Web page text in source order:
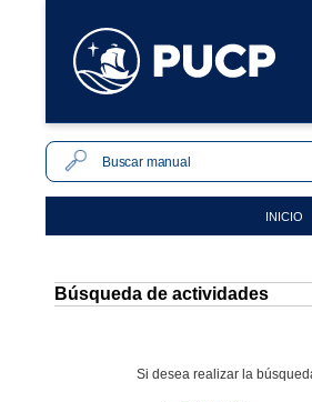
INICIO
Búsqueda de actividades
Si desea realizar la